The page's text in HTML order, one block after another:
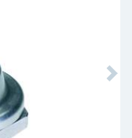
Next